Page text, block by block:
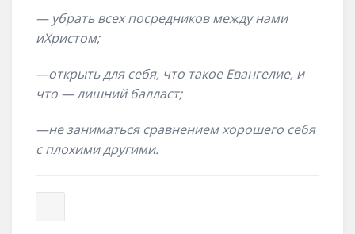
— убрать всех посредников между нами
иХристом;
—открыть для себя, что такое Евангелие, и
что — лишний балласт;
—не заниматься сравнением хорошего себя
с плохими другими.